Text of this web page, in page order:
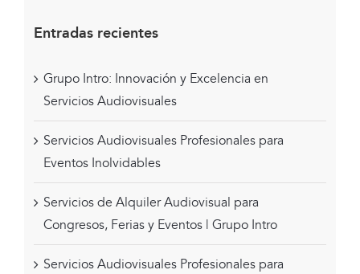
Entradas recientes
Grupo Intro: Innovación y Excelencia en
Servicios Audiovisuales
Servicios Audiovisuales Profesionales para
Eventos Inolvidables
Servicios de Alquiler Audiovisual para
Congresos, Ferias y Eventos | Grupo Intro
Servicios Audiovisuales Profesionales para